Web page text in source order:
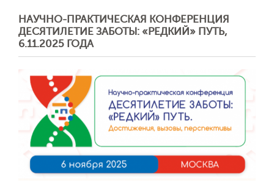
НАУЧНО-ПРАКТИЧЕСКАЯ КОНФЕРЕНЦИЯ
ДЕСЯТИЛЕТИЕ ЗАБОТЫ: «РЕДКИЙ» ПУТЬ,
6.11.2025 ГОДА